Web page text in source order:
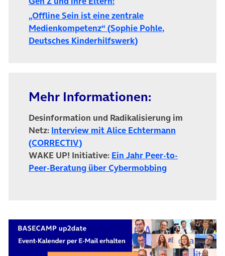
„Offline Sein ist eine zentrale
Medienkompetenz“ (Sophie Pohle,
Deutsches Kinderhilfswerk)(öffnet in neuem Tab)
Mehr Informationen:
Desinformation und Radikalisierung im
Netz: Interview mit Alice Echtermann
(CORRECTIV)(öffnet in neuem Tab)
WAKE UP! Initiative: Ein Jahr Peer-to-
Peer-Beratung über Cybermobbing(öffnet in